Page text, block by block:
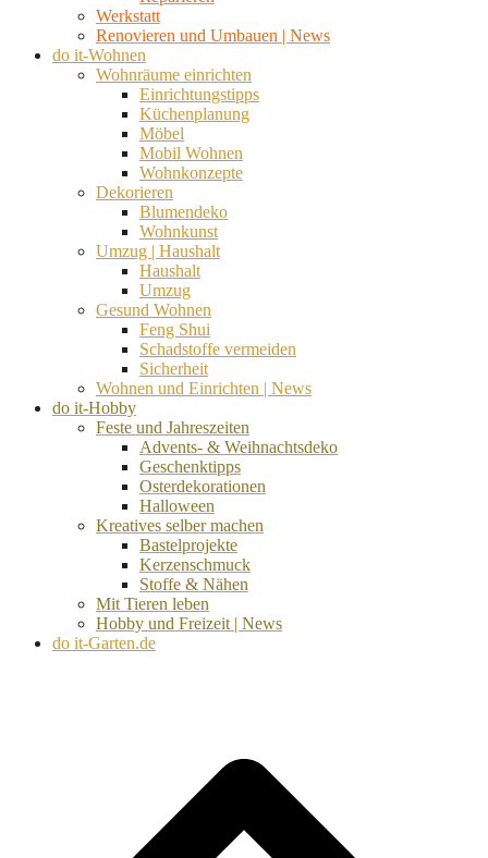
Werkstatt
Renovieren und Umbauen | News
do it-Wohnen
Wohnräume einrichten
Einrichtungstipps
Küchenplanung
Möbel
Mobil Wohnen
Wohnkonzepte
Dekorieren
Blumendeko
Wohnkunst
Umzug | Haushalt
Haushalt
Umzug
Gesund Wohnen
Feng Shui
Schadstoffe vermeiden
Sicherheit
Wohnen und Einrichten | News
do it-Hobby
Feste und Jahreszeiten
Advents- & Weihnachtsdeko
Geschenktipps
Osterdekorationen
Halloween
Kreatives selber machen
Bastelprojekte
Kerzenschmuck
Stoffe & Nähen
Mit Tieren leben
Hobby und Freizeit | News
do it-Garten.de